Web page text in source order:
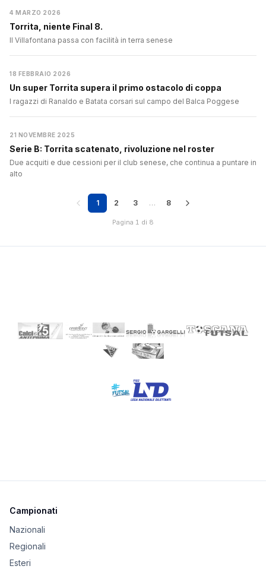
4 MARZO 2026
Torrita, niente Final 8.
Il Villafontana passa con facilità in terra senese
18 FEBBRAIO 2026
Un super Torrita supera il primo ostacolo di coppa
I ragazzi di Ranaldo e Batata corsari sul campo del Balca Poggese
21 NOVEMBRE 2025
Serie B: Torrita scatenato, rivoluzione nel roster
Due acquiti e due cessioni per il club senese, che continua a puntare in
alto
1 2 3 … 8
Pagina 1 di 8
Campionati
Nazionali
Regionali
Esteri